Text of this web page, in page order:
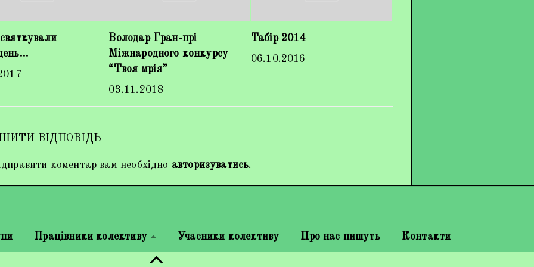
Володар Гран-прі
Міжнародного конкурсу
“Твоя мрія”
03.11.2018
Табір 2014
06.10.2016
ВІДПОВІДЬ
коментар вам необхідно авторизуватись.
Працівники колективу Учасники колективу Про нас пишуть Контакти